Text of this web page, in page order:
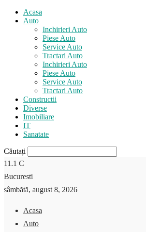
Acasa
Auto
Inchirieri Auto
Piese Auto
Service Auto
Tractari Auto
Inchirieri Auto
Piese Auto
Service Auto
Tractari Auto
Constructii
Diverse
Imobiliare
IT
Sanatate
Căutați
11.1 C
Bucuresti
sâmbătă, august 8, 2026
Acasa
Auto